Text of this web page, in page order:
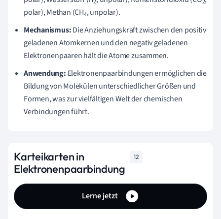
2 2
polar), Methan (CH4, unpolar).
Mechanismus:Die Anziehungskraft zwischen den positiv
geladenen Atomkernen und den negativ geladenen
Elektronenpaaren hält die Atome zusammen.
Anwendung: Elektronenpaarbindungen ermöglichen die
Bildung von Molekülen unterschiedlicher Größen und
Formen, was zur vielfältigen Welt der chemischen
Verbindungen führt.
Karteikarten in
Elektronenpaarbindung
12
Lerne jetzt